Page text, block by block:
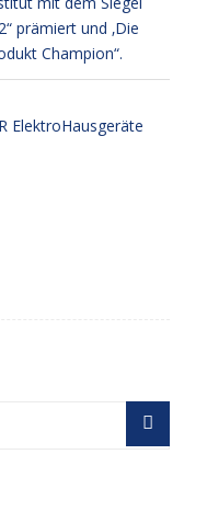
prämiert und ‚Die
Champion“.
ElektroHausgeräte